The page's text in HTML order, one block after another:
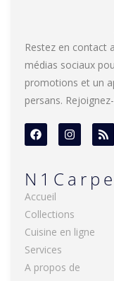
Accueil
Collections
Cuisine en ligne
Services
A propos de
Restez en contact
médias sociaux
promotions et un
persans.